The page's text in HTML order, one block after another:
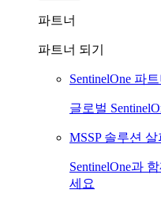
파트너
파트너 되기
SentinelOne 파
글로벌
MSSP 솔루션 살
SentinelOne과
세요